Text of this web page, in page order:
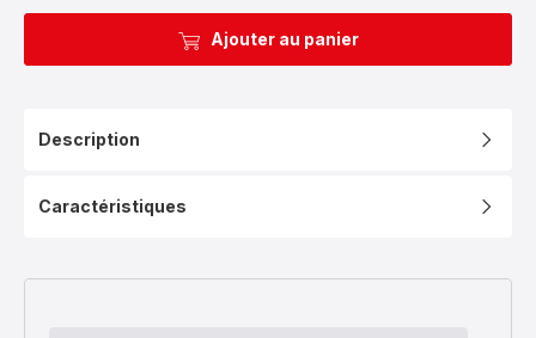
Ajouter au panier
Description
Caractéristiques